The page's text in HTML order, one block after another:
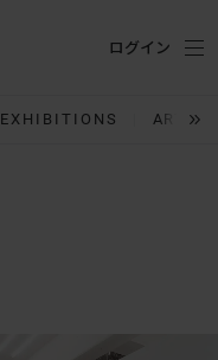
EXHIBITIONS
ログイン